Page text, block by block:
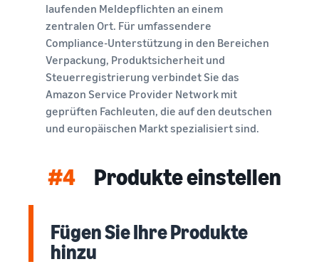
laufenden Meldepflichten an einem
zentralen Ort. Für umfassendere
Compliance-Unterstützung in den Bereichen
Verpackung, Produktsicherheit und
Steuerregistrierung verbindet Sie das
Amazon Service Provider Network mit
geprüften Fachleuten, die auf den deutschen
und europäischen Markt spezialisiert sind.
#4 Produkte einstellen
Fügen Sie Ihre Produkte
hinzu